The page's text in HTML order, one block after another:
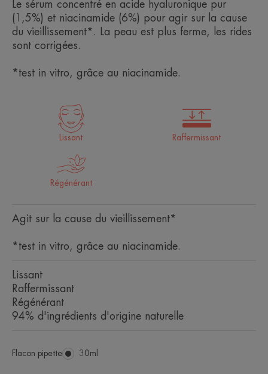
Le sérum concentré en acide hyaluronique pur
(1,5%) et niacinamide (6%) pour agir sur la cause
du vieillissement*. La peau est plus ferme, les rides
sont corrigées.
*test in vitro, grâce au niacinamide.
Lissant Raffermissant
Régénérant
Agit sur la cause du vieillissement*
*test in vitro, grâce au niacinamide.
Lissant
Raffermissant
Régénérant
94% d'ingrédients d'origine naturelle
Flacon pipette
Flacon
30ml